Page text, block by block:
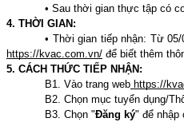
• Sau thời gian thực tập có
4. THỜI GIAN:
• Thời gian tiếp nhận: Từ
https://kvac.com.vn/ để biết thêm
5. CÁCH THỨC TIẾP NHẬN:
B1. Vào trang web https://
B2. Chọn mục tuyển dụng/
B3. Chọn "Đăng ký" để nhập